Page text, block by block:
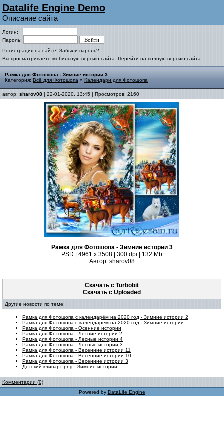
Datalife Engine Demo
Описание сайта
Логин:
Пароль:
Регистрация на сайте! Забыли пароль?
Вы просматриваете мобильную версию сайта. Перейти на полную версию сайта.
Рамка для Фотошопа - Зимние истории 3
Категория: Всё для Фотошопа » Календари для Фотошопа
автор: sharov08 | 22-01-2020, 13:45 | Просмотров: 2160
Рамка для Фотошопа - Зимние истории 3
PSD | 4961 х 3508 | 300 dpi | 132 Mb
Автор: sharov08
Скачать с Turbobit
Скачать с Uploaded
Другие новости по теме:
Рамка для Фотошопа с календарём на 2020 год - Зимние истории 2
Рамка для Фотошопа с календарём на 2020 год - Зимние истории
Рамка для Фотошопа - Осенние истории
Рамка для Фотошопа - Летние истории 2
Рамка для Фотошопа - Лесные истории 4
Рамка для Фотошопа - Лесные истории 3
Рамка для Фотошопа - Весенние истории 11
Рамка для Фотошопа - Весенние истории 10
Рамка для Фотошопа - Весенние истории 3
Детский клипарт png - Зимние истории
Комментарии (0)
Powered by DataLife Engine